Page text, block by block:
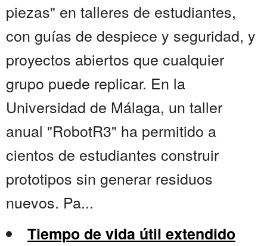
piezas" en talleres de estudiantes,
con guías de despiece y seguridad, y
proyectos abiertos que cualquier
grupo puede replicar. En la
Universidad de Málaga, un taller
anual "RobotR3" ha permitido a
cientos de estudiantes construir
prototipos sin generar residuos
nuevos. Pa...
Tiempo de vida útil extendido